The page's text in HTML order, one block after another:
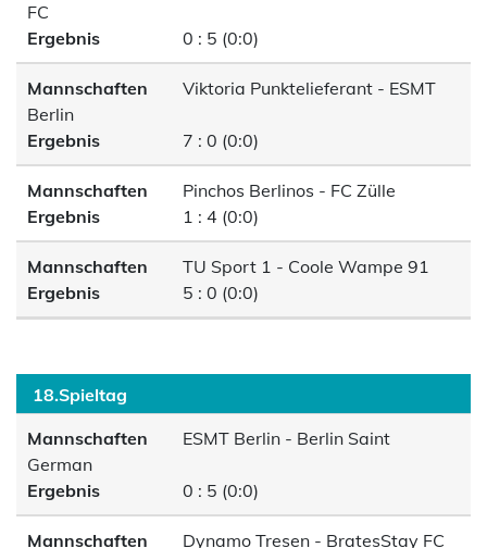
FC
Ergebnis
0 : 5 (0:0)
Mannschaften
Viktoria Punktelieferant - ESMT
Berlin
Ergebnis
7 : 0 (0:0)
Mannschaften
Pinchos Berlinos - FC Zülle
Ergebnis
1 : 4 (0:0)
Mannschaften
TU Sport 1 - Coole Wampe 91
Ergebnis
5 : 0 (0:0)
18.Spieltag
Mannschaften
ESMT Berlin - Berlin Saint
German
Ergebnis
0 : 5 (0:0)
Mannschaften
Dynamo Tresen - BratesStay FC